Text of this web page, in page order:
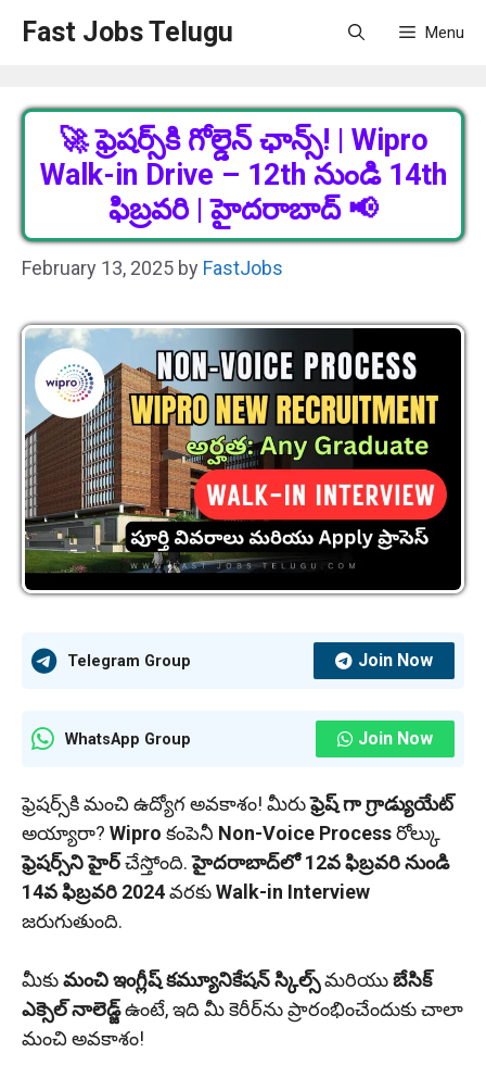
Fast Jobs Telugu Menu
🚀 ఫ్రెషర్స్‌కి గోల్డెన్ ఛాన్స్! | Wipro
Walk-in Drive – 12th నుండి 14th
ఫిబ్రవరి | హైదరాబాద్ 📢
February 13, 2025 by FastJobs
Telegram Group Join Now
WhatsApp Group Join Now
ఫ్రెషర్స్‌కి మంచి ఉద్యోగ అవకాశం! మీరుఫ్రెష్ గా గ్రాడ్యుయేట్
అయ్యారా? Wipro కంపెనీ Non-Voice Processరోల్కు
ఫ్రెషర్స్‌ని హైర్చేస్తోంది.హైదరాబాద్‌లో 12వ ఫిబ్రవరి నుండి
14వ ఫిబ్రవరి 2024వరకుWalk-in Interview
జరుగుతుంది.
మీకుమంచి ఇంగ్లీష్ కమ్యూనికేషన్ స్కిల్స్మరియుబేసిక్
ఎక్సెల్ నాలెడ్జ్ఉంటే, ఇది మీ కెరీర్‌ను ప్రారంభించేందుకు చాలా
మంచి అవకాశం!